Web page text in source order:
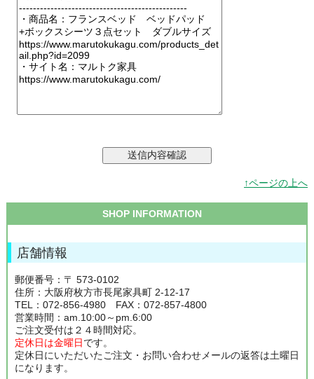
↑ページの上へ
SHOP INFORMATION
店舗情報
郵便番号：〒 573-0102
住所：大阪府枚方市長尾家具町 2-12-17
TEL：072-856-4980 FAX：072-857-4800
営業時間：am.10:00～pm.6:00
ご注文受付は２４時間対応。
定休日は金曜日です。
定休日にいただいたご注文・お問い合わせメールの返答は土曜日
になります。